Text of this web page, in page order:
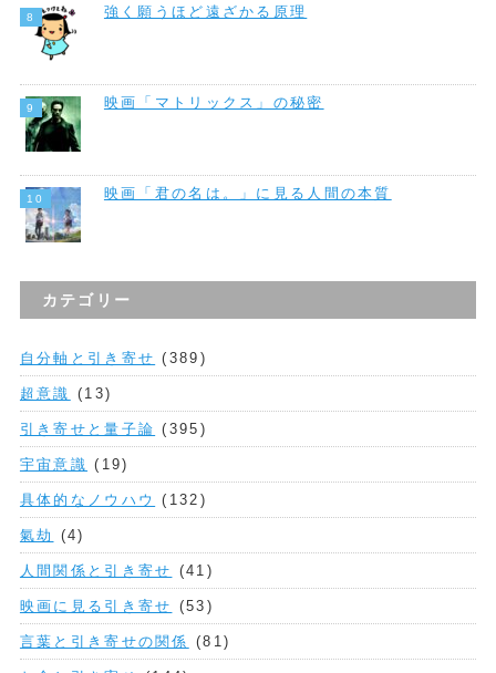
強く願うほど遠ざかる原理
映画「マトリックス」の秘密
映画「君の名は。」に見る人間の本質
カテゴリー
自分軸と引き寄せ (389)
超意識 (13)
引き寄せと量子論 (395)
宇宙意識 (19)
具体的なノウハウ (132)
氣劫 (4)
人間関係と引き寄せ (41)
映画に見る引き寄せ (53)
言葉と引き寄せの関係 (81)